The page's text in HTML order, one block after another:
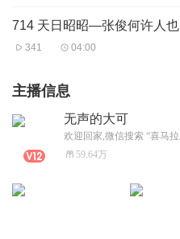
714 天日昭昭—张俊何许人也
341 04:00
主播信息
无声的大可
59.64万